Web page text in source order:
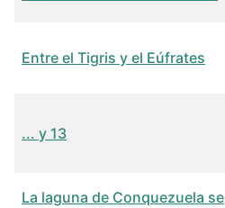
Entre el Tigris y el Eúfrates
... y 13
La laguna de Conquezuela se